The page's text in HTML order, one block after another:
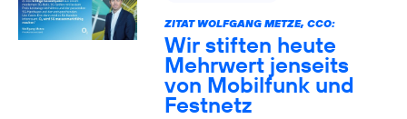
ZITAT WOLFGANG METZE, CCO:
Wir stiften heute
Mehrwert jenseits
von Mobilfunk und
Festnetz